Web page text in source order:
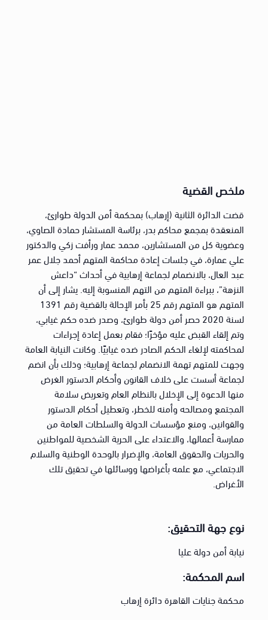
ملخص القضية
قضت الدائرة الثانية (إرهاب) بمحكمة أمن الدولة طوارئ،
المنعقدة بمجمع محاكم بدر، برئاسة المستشار حمادة الصاوي،
وعضوية كل من المستشارين، محمد عمار ورأفت زكي والدكتور
علي عمارة، في جلسات إعادة محاكمة المتهم أحمد جلال عمر
عبد العال، بالانضمام لجماعة إرهابية في أحداث “داعش
النزهة”، ببراءة المتهم من التهم المنسوبة إليه. يشار إلى أن
المتهم هو المتهم رقم 25 بأمر الإحالة بالقضية رقم 1391
لسنة 2020 حصر أمن دولة طوارئ، وصدر ضده حكم غيابي،
وتم إلقاء القبض عليه مؤخرًا؛ فقام بعمل إعادة إجراءات
لمحاكمته لإلغاء الحكم الصادر ضده غيابيًا. وكانت النيابة العامة
وجهت للمتهم تهمة الانضمام لجماعة إرهابية؛ وذلك بأن انضم
لجماعة أسست على خلاف القانون وأحكام الدستور الغرض
منها الدعوة إلى الإخلال بالنظام العام وتعريض سلامة
المجتمع ومصالحه وأمنه للخطر، وتعطيل أحكام الدستور
والقوانين، ومنع مؤسسات الدولة والسلطات العامة من
ممارسة أعمالها، والاعتداء على الحرية الشخصية للمواطنين
والحريات والحقوق العامة، والإضرار بالوحدة الوطنية والسلام
الاجتماعي، مع علمه بأغراضها ووسائلها في تحقيق تلك
الأغراض.
نوع جهة التحقيق:
نيابة أمن دولة عليا
اسم المحكمة:
محكمة جنايات القاهرة دائرة إرهاب